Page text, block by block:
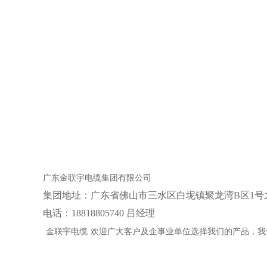
广东金联宇电缆集团有限公司
集团地址：‌广东省佛山市三水区白坭镇聚龙湾B区1号
电话：18818805740 吕经理
金联宇电缆 欢迎广大客户及企事业单位选择我们的产品，我